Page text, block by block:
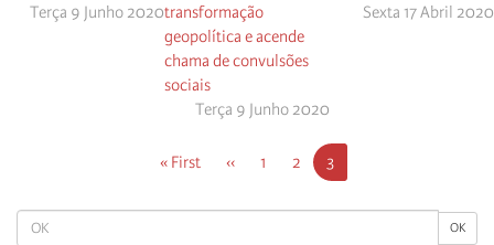
OK OK
Terça 9 Junho 2020transformação
geopolítica e acende
chama de convulsões
sociais
Terça 9 Junho 2020
Sexta 17 Abril 2020
Primeira
« First
Página
‹‹ Página
1 Página
2
Página
atual
3